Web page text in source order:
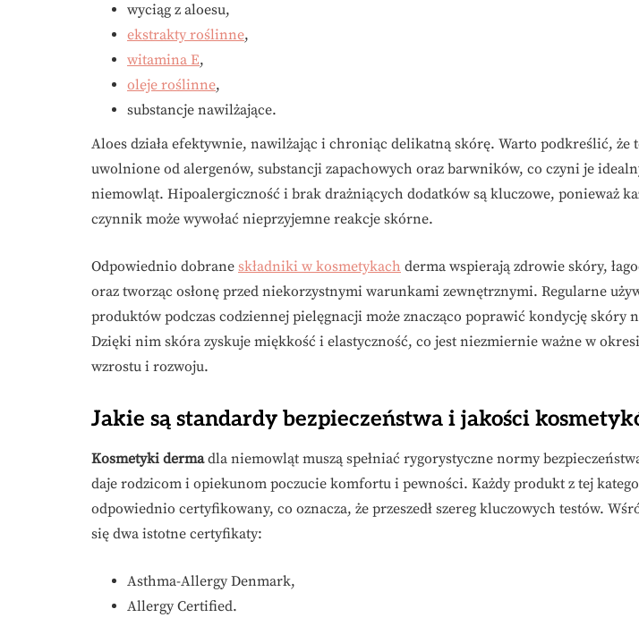
wyciąg z aloesu,
ekstrakty roślinne,
witamina E,
oleje roślinne,
substancje nawilżające.
Aloes działa efektywnie, nawilżając i chroniąc delikatną skórę. Warto podkreślić, że
uwolnione od alergenów, substancji zapachowych oraz barwników, co czyni je
niemowląt. Hipoalergiczność i brak drażniących dodatków są kluczowe, ponieważ
czynnik może wywołać nieprzyjemne reakcje skórne.
Odpowiednio dobrane składniki w kosmetykach derma wspierają zdrowie skóry,
oraz tworząc osłonę przed niekorzystnymi warunkami zewnętrznymi. Regularne
produktów podczas codziennej pielęgnacji może znacząco poprawić kondycję skóry
Dzięki nim skóra zyskuje miękkość i elastyczność, co jest niezmiernie ważne w
wzrostu i rozwoju.
Jakie są standardy bezpieczeństwa i jakości
Kosmetyki dermadla niemowląt muszą spełniać rygorystyczne normy
daje rodzicom i opiekunom poczucie komfortu i pewności. Każdy produkt z tej
odpowiednio certyfikowany, co oznacza, że przeszedł szereg kluczowych testów.
się dwa istotne certyfikaty:
Asthma-Allergy Denmark,
Allergy Certified.